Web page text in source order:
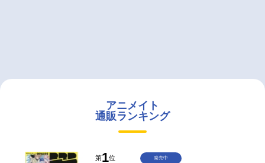
アニメイト
通販ランキング
第1位 発売中